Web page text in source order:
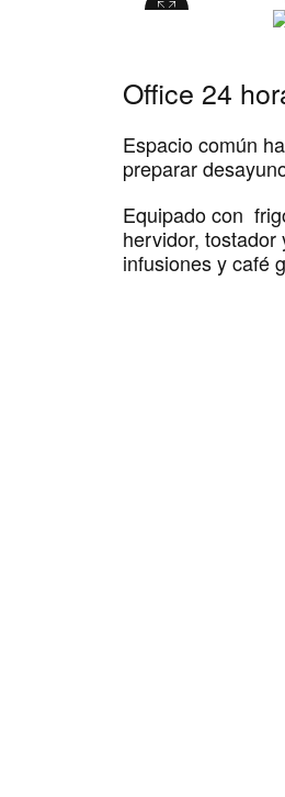
Office 24
Espacio común
preparar
Equipado con
hervidor,
infusiones y café